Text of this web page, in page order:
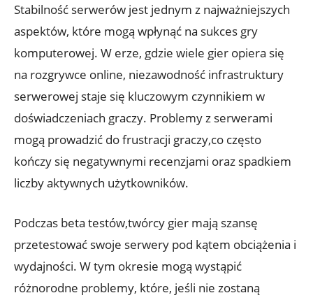
Stabilność serwerów jest jednym ​z najważniejszych
aspektów, które‍ mogą wpłynąć na sukces gry
komputerowej. ⁢W​ erze, gdzie wiele gier opiera się
na rozgrywce online, niezawodność‍ infrastruktury
‌serwerowej staje się ‌kluczowym czynnikiem w⁢
doświadczeniach ‍graczy. Problemy z serwerami
⁢mogą prowadzić do frustracji ​graczy,co często
kończy się negatywnymi recenzjami oraz spadkiem
liczby aktywnych użytkowników.
Podczas beta testów,twórcy gier ⁣mają szansę
przetestować swoje serwery pod kątem ⁣obciążenia⁣ i
wydajności.⁤ W tym okresie ⁤mogą wystąpić
różnorodne problemy, które, jeśli nie ‌zostaną